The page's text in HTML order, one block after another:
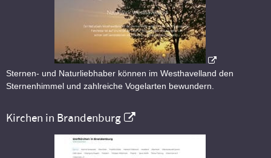
Sternen- und Naturliebhaber können im Westhavelland den
Sternenhimmel und zahlreiche Vogelarten bewundern.
Kirchen in Brandenburg